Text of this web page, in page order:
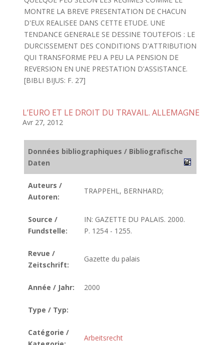
MONTRE LA BREVE PRESENTATION DE CHACUN
D'EUX REALISEE DANS CETTE ETUDE. UNE
TENDANCE GENERALE SE DESSINE TOUTEFOIS : LE
DURCISSEMENT DES CONDITIONS D'ATTRIBUTION
QUI TRANSFORME PEU A PEU LA PENSION DE
REVERSION EN UNE PRESTATION D'ASSISTANCE.
[BIBLI BIJUS: F. 27]
L’EURO ET LE DROIT DU TRAVAIL. ALLEMAGNE
Avr 27, 2012
Données bibliographiques / Bibliografische
Daten
Auteurs /
Autoren:
TRAPPEHL, BERNHARD;
Source /
Fundstelle:
IN: GAZETTE DU PALAIS. 2000.
P. 1254 - 1255.
Revue /
Zeitschrift:
Gazette du palais
Année / Jahr: 2000
Type / Typ:
Catégorie /
Arbeitsrecht